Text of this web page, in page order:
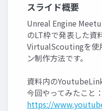
スライド概要
Unreal Engine
のLT枠で発表した資
VirtualScoutingを使
ン制作方法です。
資料内の
今回やってみたこと：
https://